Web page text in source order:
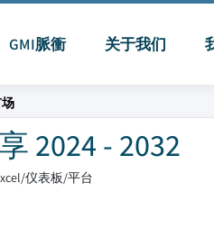
GMI脈衝 关于我们
2024 - 2032
仪表板/平台